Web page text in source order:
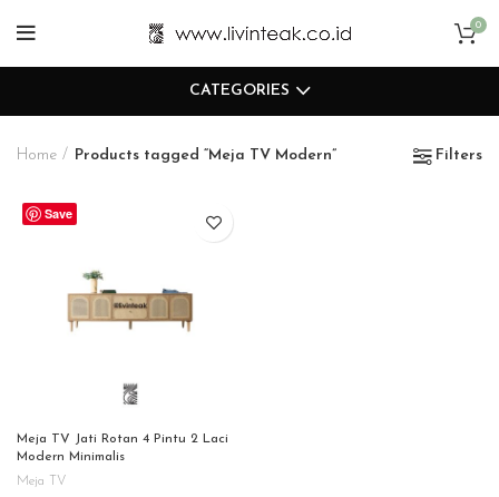
0
CATEGORIES
Home Products tagged “Meja TV Modern” Filters
Save
Meja TV Jati Rotan 4 Pintu 2 Laci
Modern Minimalis
Meja TV